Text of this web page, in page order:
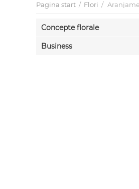
Pagina start / Flori /
Concepte florale
Business